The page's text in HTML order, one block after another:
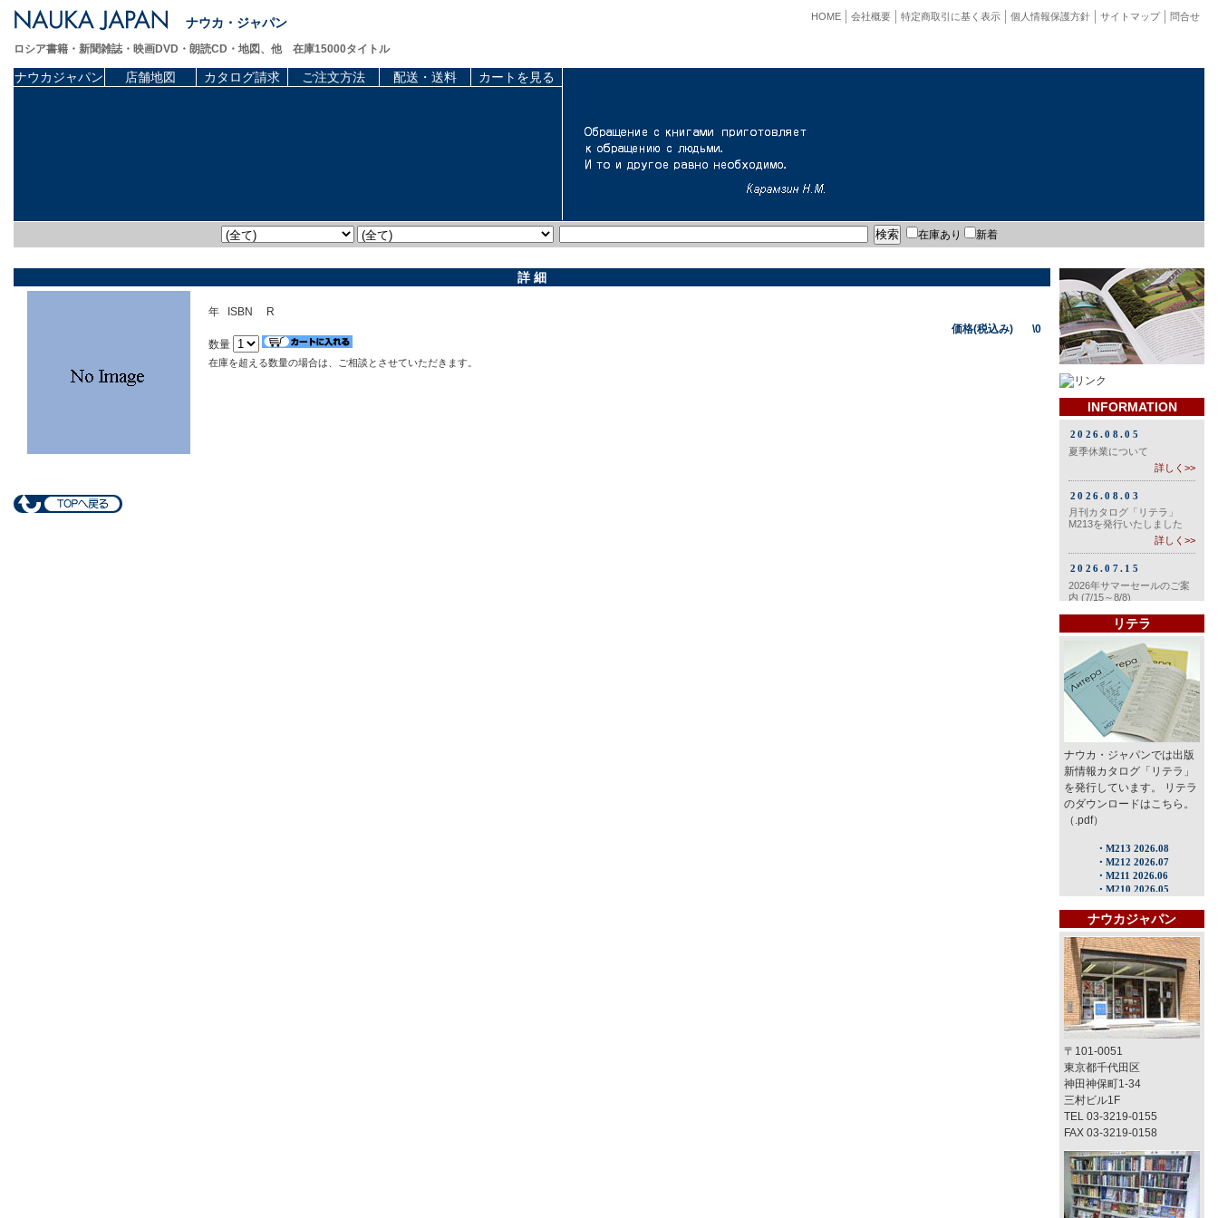
ナウカ・ジャパン 問合せ
サイトマップ
個人情報保護方針
特定商取引に基く表示
会社概要
HOME
ロシア書籍・新聞雑誌・映画DVD・朗読CD・地図、他 在庫15000タイトル
ナウカジャパン 店舗地図 カタログ請求 ご注文方法 配送・送料 カートを見る
在庫あり 新着
詳 細
年 ISBN R
価格(税込み) \0
数量
在庫を超える数量の場合は、ご相談とさせていただきます。
INFORMATION
リテラ
ナウカ・ジャパンでは出版
新情報カタログ「リテラ」
を発行しています。 リテラ
のダウンロードはこちら。
（.pdf）
ナウカジャパン
〒101-0051
東京都千代田区
神田神保町1-34
三村ビル1F
TEL 03-3219-0155
FAX 03-3219-0158